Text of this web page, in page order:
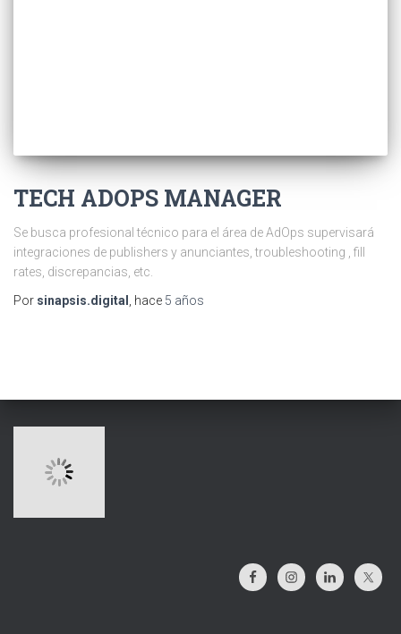
TECH ADOPS MANAGER
Se busca profesional técnico para el área de AdOps supervisará
integraciones de publishers y anunciantes, troubleshooting , fill
rates, discrepancias, etc.
Por sinapsis.digital , hace 5 años